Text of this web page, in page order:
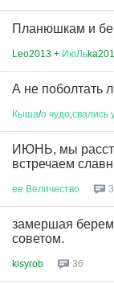
Планюшкам и
Leo2013 + ИюЛь
А не поболтать
Кыша/о чудо свались
ИЮНЬ, мы
встречаем
ее Величество
замершая
советом.
kisyrob 36